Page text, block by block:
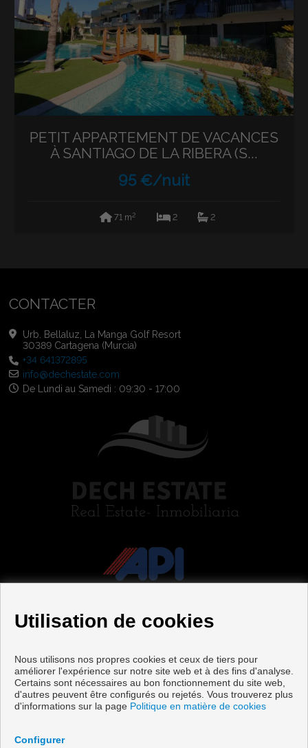
PETIT APPARTEMENT DE VACANCES
À SANTIAGO DE LA RIBERA (S...
95 €/nuit
71 m2 2 2
CONTACTER
Urb. Bellaluz, La Manga Golf Resort
30389 Cartagena (Murcia)
+34 641372895
info@dechestate.com
De Lundi au Samedi : 09:30 - 17:00
Maisons à vendre à Pilar de la Horadada
protection des données
Utilisation de cookies
Nous utilisons nos propres cookies et ceux de tiers pour
améliorer l'expérience sur notre site web et à des fins d'analyse.
Certains sont nécessaires au bon fonctionnement du site web,
d'autres peuvent être configurés ou rejetés. Vous trouverez plus
d'informations sur la page Politique en matière de cookies
Configurer